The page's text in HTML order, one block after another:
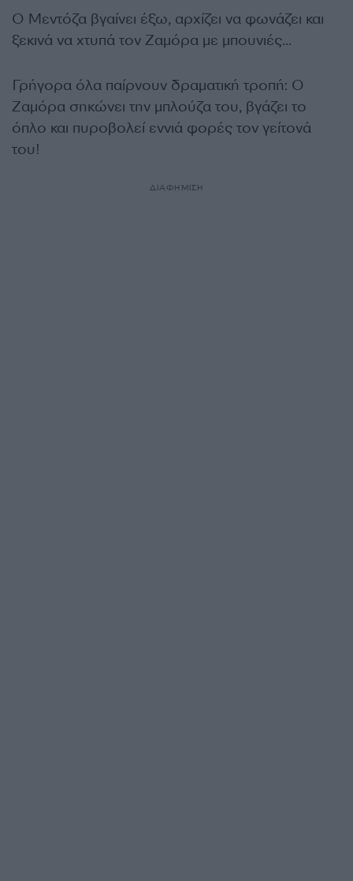
Ο Μεντόζα βγαίνει έξω, αρχίζει να φωνάζει και
ξεκινά να χτυπά τον Ζαμόρα με μπουνιές…
Γρήγορα όλα παίρνουν δραματική τροπή: Ο
Ζαμόρα σηκώνει την μπλούζα του, βγάζει το
όπλο και πυροβολεί εννιά φορές τον γείτονά
του!
ΔΙΑΦΗΜΙΣΗ